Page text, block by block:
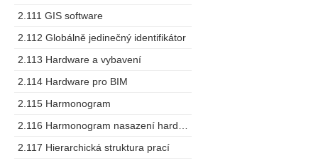
2.111 GIS software
2.112 Globálně jedinečný identifikátor
2.113 Hardware a vybavení
2.114 Hardware pro BIM
2.115 Harmonogram
2.117 Hierarchická struktura prací